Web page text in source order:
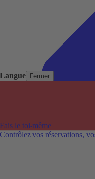
Langue Fermer
Fais le toi-même
Contrôlez vos réservations,
Aéroports populaires
Villes populaires
Australie